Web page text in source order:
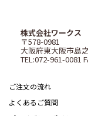
株式会社ワークス
〒578-0981
大阪府東大阪市島
TEL:072-961-0081
ご注文の流れ
よくあるご質問